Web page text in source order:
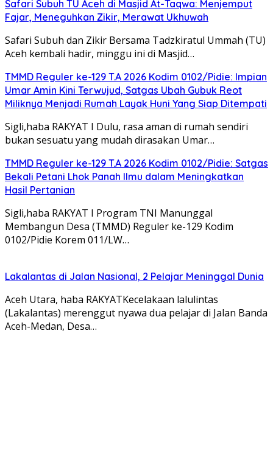
Safari Subuh TU Aceh di Masjid At-Taqwa: Menjemput
Fajar, Meneguhkan Zikir, Merawat Ukhuwah
Safari Subuh dan Zikir Bersama Tadzkiratul Ummah (TU)
Aceh kembali hadir, minggu ini di Masjid…
TMMD Reguler ke-129 T.A 2026 Kodim 0102/Pidie: Impian
Umar Amin Kini Terwujud, Satgas Ubah Gubuk Reot
Miliknya Menjadi Rumah Layak Huni Yang Siap Ditempati
Sigli,haba RAKYAT I Dulu, rasa aman di rumah sendiri
bukan sesuatu yang mudah dirasakan Umar…
TMMD Reguler ke-129 T.A 2026 Kodim 0102/Pidie: Satgas
Bekali Petani Lhok Panah Ilmu dalam Meningkatkan
Hasil Pertanian
Sigli,haba RAKYAT I Program TNI Manunggal
Membangun Desa (TMMD) Reguler ke-129 Kodim
0102/Pidie Korem 011/LW…
Lakalantas di Jalan Nasional, 2 Pelajar Meninggal Dunia
Aceh Utara, haba RAKYATKecelakaan lalulintas
(Lakalantas) merenggut nyawa dua pelajar di Jalan Banda
Aceh-Medan, Desa…